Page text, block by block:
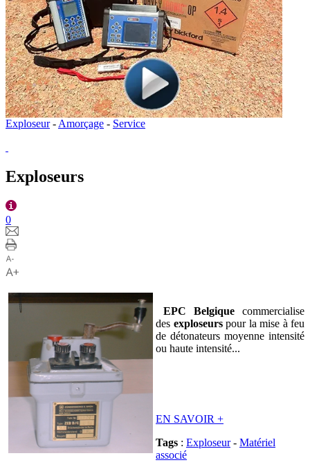
Exploseur- Amorçage - Service
Exploseurs
0
EPC Belgique commercialise
des exploseurspour la mise à feu
de détonateurs moyenne intensité
ou haute intensité...
EN SAVOIR +
Tags : Exploseur- Matériel
associé